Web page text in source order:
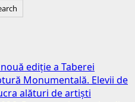
ediție a Taberei
Monumentală. Elevii de
alături de artiști